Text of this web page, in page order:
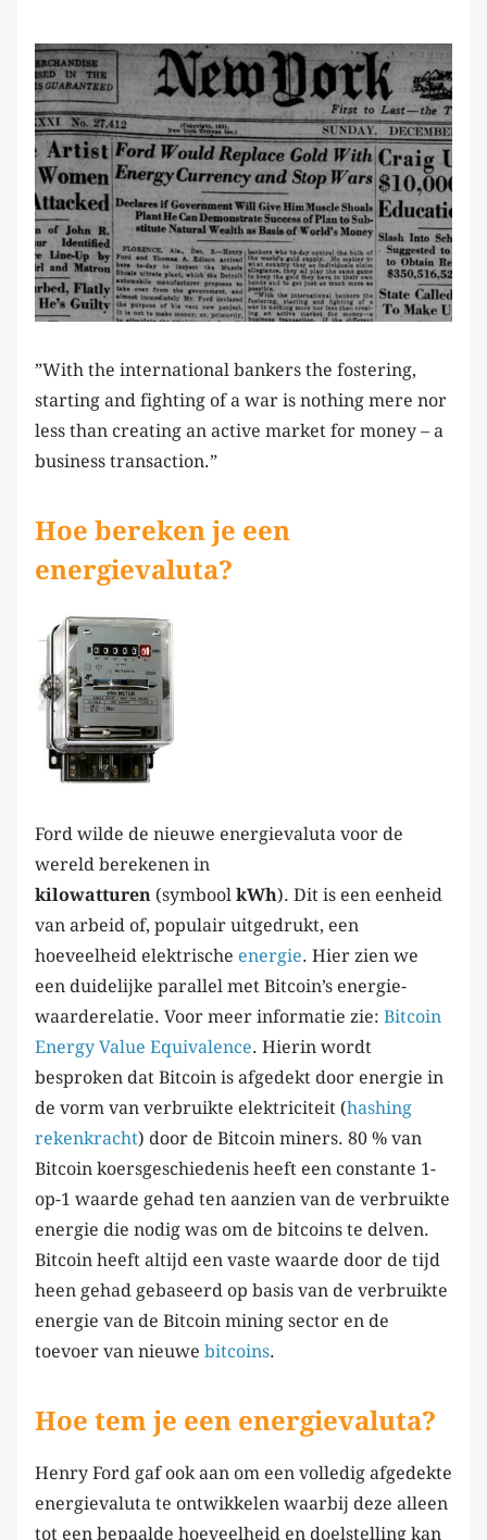
”With the international bankers the fostering,
starting and fighting of a war is nothing mere nor
less than creating an active market for money – a
business transaction.”
Hoe bereken je een
energievaluta?
Ford wilde de nieuwe energievaluta voor de
wereld berekenen in
kilowatturen (symbool kWh). Dit is een eenheid
van arbeid of, populair uitgedrukt, een
hoeveelheid elektrische energie. Hier zien we
een duidelijke parallel met Bitcoin’s energie-
waarderelatie. Voor meer informatie zie: Bitcoin
Energy Value Equivalence. Hierin wordt
besproken dat Bitcoin is afgedekt door energie in
de vorm van verbruikte elektriciteit (hashing
rekenkracht) door de Bitcoin miners. 80 % van
Bitcoin koersgeschiedenis heeft een constante 1-
op-1 waarde gehad ten aanzien van de verbruikte
energie die nodig was om de bitcoins te delven.
Bitcoin heeft altijd een vaste waarde door de tijd
heen gehad gebaseerd op basis van de verbruikte
energie van de Bitcoin mining sector en de
toevoer van nieuwe bitcoins.
Hoe tem je een energievaluta?
Henry Ford gaf ook aan om een volledig afgedekte
energievaluta te ontwikkelen waarbij deze alleen
tot een bepaalde hoeveelheid en doelstelling kan